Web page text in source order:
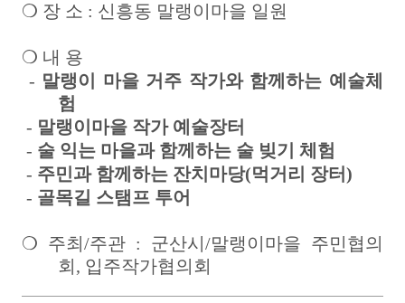
❍ 장 소 : 신흥동 말랭이마을 일원
❍ 내 용
- 말랭이 마을 거주 작가와 함께하는 예술체
험
- 말랭이마을 작가 예술장터
- 술 익는 마을과 함께하는 술 빚기 체험
- 주민과 함께하는 잔치마당(먹거리 장터)
- 골목길 스탬프 투어
❍ 주최 /주관 : 군산시/말랭이마을 주민협의
회 , 입주작가협의회